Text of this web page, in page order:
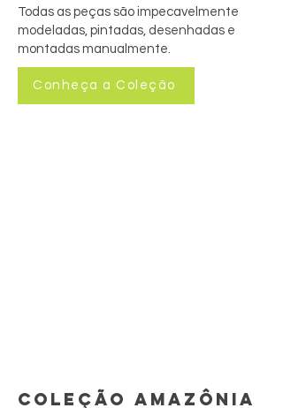
Todas as peças são impecavelmente
modeladas, pintadas, desenhadas e
montadas manualmente.
Conheça a Coleção
COLEÇÃO AMAZÔNIA